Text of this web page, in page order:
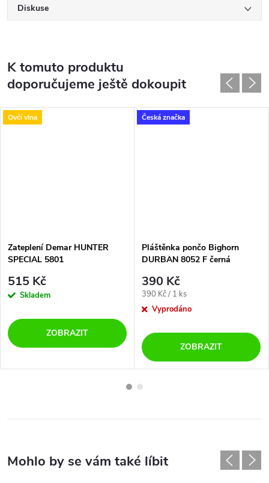
Diskuse
K tomuto produktu
doporučujeme ještě dokoupit
Ovčí vlna
Zateplení Demar HUNTER
SPECIAL 5801
515 Kč
Skladem
ZOBRAZIT
Česká značka
Pláštěnka pončo Bighorn
DURBAN 8052 F černá
390 Kč
Měrná
cena:
390 Kč / 1 ks
Vyprodáno
ZOBRAZIT